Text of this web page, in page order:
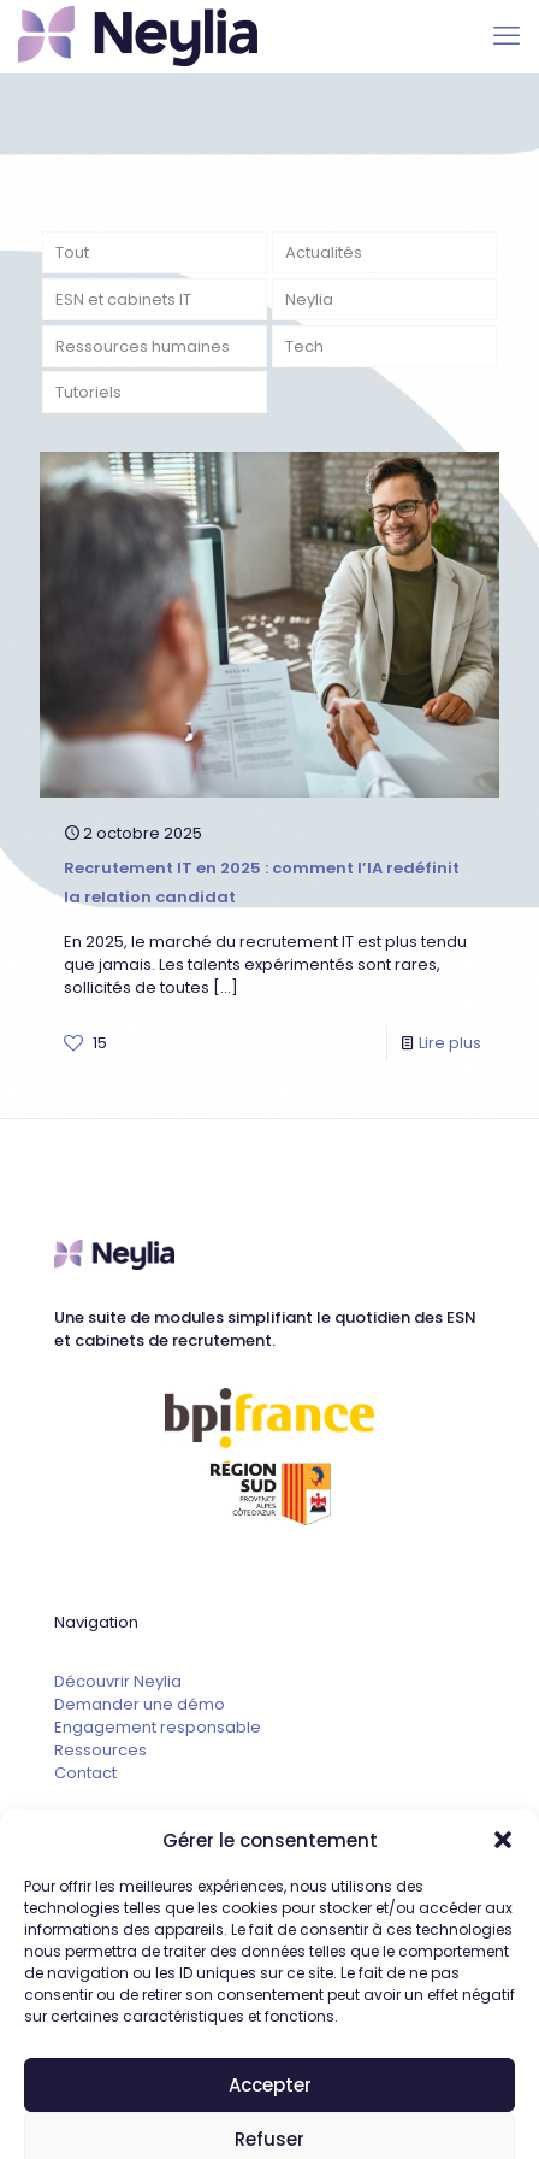
Gérer le consentement
Pour offrir les meilleures expériences, nous utilisons des
technologies telles que les cookies pour stocker et/ou accéder aux
informations des appareils. Le fait de consentir à ces technologies
nous permettra de traiter des données telles que le comportement
de navigation ou les ID uniques sur ce site. Le fait de ne pas
consentir ou de retirer son consentement peut avoir un effet négatif
sur certaines caractéristiques et fonctions.
Accepter
Refuser
Tout Actualités
ESN et cabinets IT Neylia
Ressources humaines Tech
Tutoriels
2 octobre 2025
Recrutement IT en 2025 : comment l’IA redéfinit
la relation candidat
En 2025, le marché du recrutement IT est plus tendu
que jamais. Les talents expérimentés sont rares,
sollicités de toutes […]
15 Lire plus
Une suite de modules simplifiant le quotidien des ESN
et cabinets de recrutement.
Navigation
Découvrir Neylia
Demander une démo
Engagement responsable
Ressources
Contact
Neylia
1200 Route des Lucioles
06410 SOPHIA ANTIPOLIS
France